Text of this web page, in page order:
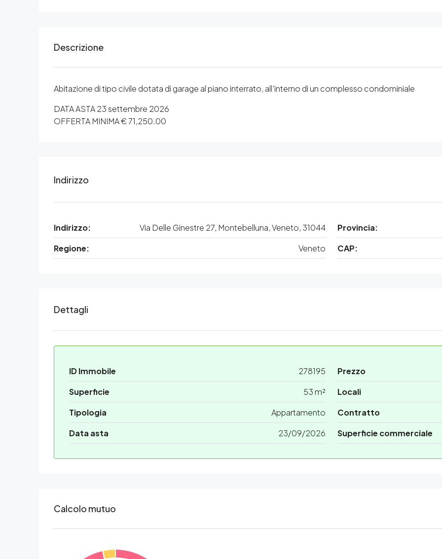
Descrizione
Abitazione di tipo civile dotata di garage al piano interrato, all’interno di un complesso condominiale
DATA ASTA 23 settembre 2026
OFFERTA MINIMA € 71,250.00
Indirizzo
Indirizzo: Via Delle Ginestre 27, Montebelluna, Veneto, 31044
Provincia:
Regione:
Veneto CAP:
Dettagli
ID Immobile 278195
Prezzo
Superficie
53 m²
Locali
Tipologia
Appartamento
Contratto
Data asta
23/09/2026 Superficie commerciale
Calcolo mutuo